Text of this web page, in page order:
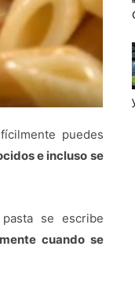
puedes
e incluso se
se escribe
cuando se